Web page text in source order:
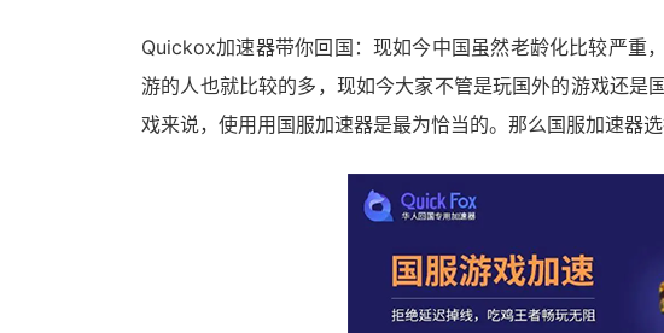
Quickox加速器带你回国：现如今中国虽然老龄化比较严重
游的人也就比较的多，现如今大家不管是玩国外的游戏还是
戏来说，使用用国服加速器是最为恰当的。那么国服加速器